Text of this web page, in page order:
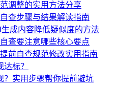
调整的实用方法分享
查步骤与结果解读指南
成内容降低疑似度的方法
查要注意哪些核心要点
前自查规范修改实用指南
标？
？实用步骤帮你提前避坑